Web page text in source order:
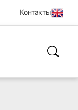
Контакты